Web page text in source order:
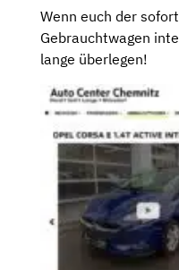
Wenn euch der
Gebrauchtwagen
lange überlegen!